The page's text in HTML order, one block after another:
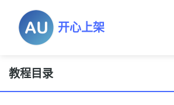
开心上架
教程目录